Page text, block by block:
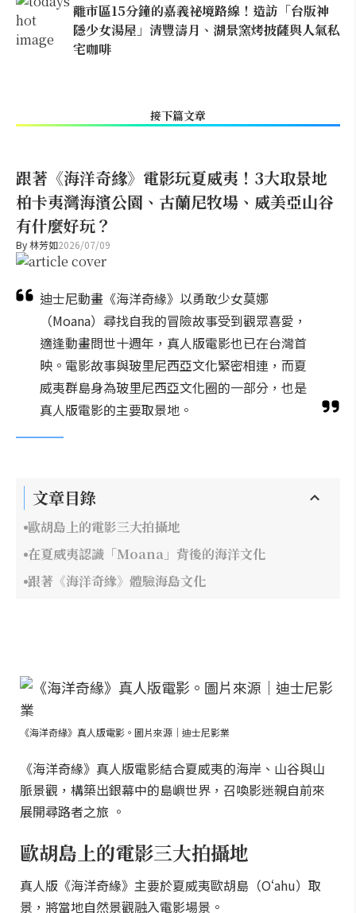
離市區15分鐘的嘉義祕境路線！造訪「台版神
隱少女湯屋」清豐濤月、湖景窯烤披薩與人氣私
宅咖啡
接下篇文章
跟著《海洋奇緣》電影玩夏威夷！3大取景地
柏卡夷灣海濱公園、古蘭尼牧場、威美亞山谷
有什麼好玩？
By林芳如2026/07/09
迪士尼動畫《海洋奇緣》以勇敢少女莫娜
（Moana）尋找自我的冒險故事受到觀眾喜愛，
適逢動畫問世十週年，真人版電影也已在台灣首
映。電影故事與玻里尼西亞文化緊密相連，而夏
威夷群島身為玻里尼西亞文化圈的一部分，也是
真人版電影的主要取景地。
文章目錄
歐胡島上的電影三大拍攝地
在夏威夷認識「Moana」背後的海洋文化
跟著《海洋奇緣》體驗海島文化
《海洋奇緣》真人版電影。圖片來源｜迪士尼影業
《海洋奇緣》真人版電影結合夏威夷的海岸、山谷與山
脈景觀，構築出銀幕中的島嶼世界，召喚影迷親自前來
展開尋路者之旅 。
歐胡島上的電影三大拍攝地
真人版《海洋奇緣》主要於夏威夷歐胡島（Oʻahu）取
景，將當地自然景觀融入電影場景。